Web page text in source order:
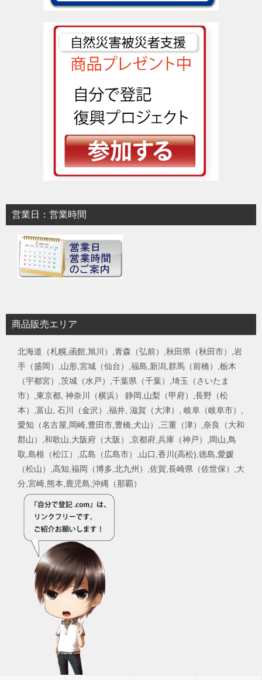
営業日：営業時間
商品販売エリア
北海道（札幌,函館,旭川）,青森（弘前）,秋田県（秋田市）,岩
手（盛岡）,山形,宮城（仙台）,福島,新潟,群馬（前橋）,栃木
（宇都宮）,茨城（水戸）,千葉県（千葉）,埼玉（さいたま
市）,東京都, 神奈川（横浜） 静岡,山梨（甲府）,長野（松
本）,富山, 石川（金沢）,福井, 滋賀（大津）, 岐阜（岐阜市）,
愛知（名古屋,岡崎,豊田市,豊橋,犬山）,三重（津）,奈良（大和
郡山）,和歌山,大阪府（大阪）,京都府,兵庫（神戸）,岡山,鳥
取,島根（松江）,広島（広島市）,山口,香川(高松),徳島,愛媛
（松山）,高知,福岡（博多,北九州）,佐賀,長崎県（佐世保）,大
分,宮崎,熊本,鹿児島,沖縄（那覇）